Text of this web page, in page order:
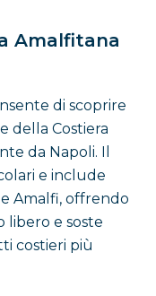
Amalfitana
di scoprire
della Costiera
da Napoli. Il
e include
Amalfi, offrendo
e soste
costieri più